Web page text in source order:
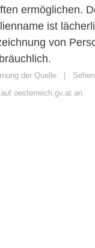
ermöglichen.
ist
von
der Quelle |
oesterreich.gv.at an